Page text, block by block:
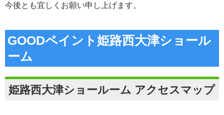
今後とも宜しくお願い申し上げます。
GOODペイント姫路西大津ショール
ーム
姫路西大津ショールーム アクセスマップ